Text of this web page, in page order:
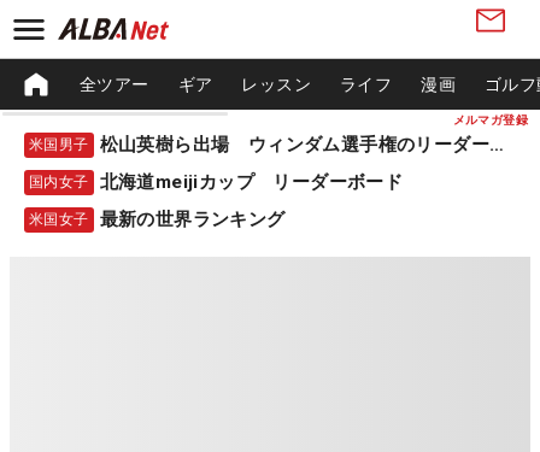
メルマガ登録
全ツアー ギア レッスン ライフ 漫画 ゴル
米国男子 松山英樹ら出場 ウィンダム選手権のリーダーボード
国内女子 北海道meijiカップ リーダーボード
米国女子 最新の世界ランキング